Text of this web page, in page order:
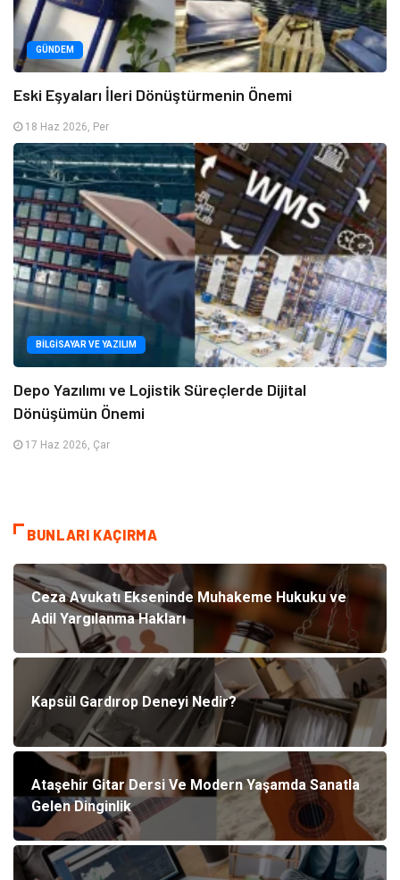
GÜNDEM
Eski Eşyaları İleri Dönüştürmenin Önemi
18 Haz 2026, Per
BILGISAYAR VE YAZILIM
Depo Yazılımı ve Lojistik Süreçlerde Dijital
Dönüşümün Önemi
17 Haz 2026, Çar
BUNLARI KAÇIRMA
Ceza Avukatı Ekseninde Muhakeme Hukuku ve
Adil Yargılanma Hakları
Kapsül Gardırop Deneyi Nedir?
Ataşehir Gitar Dersi Ve Modern Yaşamda Sanatla
Gelen Dinginlik